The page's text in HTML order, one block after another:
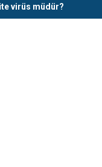
virüs müdür?